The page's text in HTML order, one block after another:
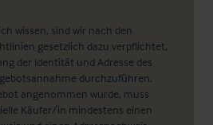
wissen, sind wir nach den
gesetzlich dazu verpflichtet,
der Identität und Adresse des
durchzuführen.
angenommen wurde, muss
Käufer/in mindestens einen